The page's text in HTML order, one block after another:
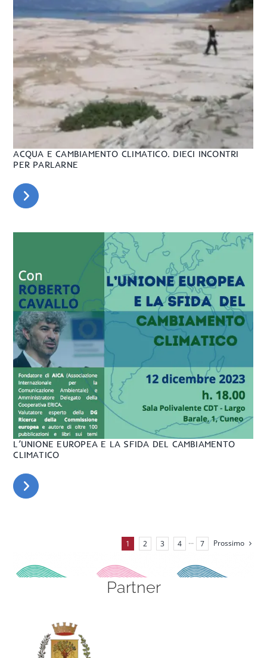
ACQUA E CAMBIAMENTO CLIMATICO. DIECI INCONTRI
PER PARLARNE
L’UNIONE EUROPEA E LA SFIDA DEL CAMBIAMENTO
CLIMATICO
1 2 3 4 ··· 7 Prossimo
Partner